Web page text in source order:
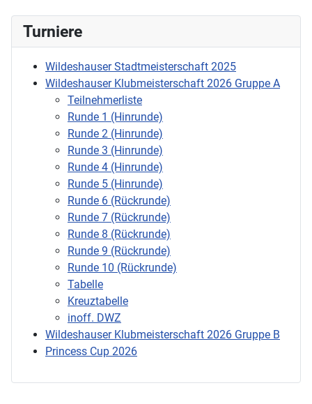
Turniere
Wildeshauser Stadtmeisterschaft 2025
Wildeshauser Klubmeisterschaft 2026 Gruppe A
Teilnehmerliste
Runde 1 (Hinrunde)
Runde 2 (Hinrunde)
Runde 3 (Hinrunde)
Runde 4 (Hinrunde)
Runde 5 (Hinrunde)
Runde 6 (Rückrunde)
Runde 7 (Rückrunde)
Runde 8 (Rückrunde)
Runde 9 (Rückrunde)
Runde 10 (Rückrunde)
Tabelle
Kreuztabelle
inoff. DWZ
Wildeshauser Klubmeisterschaft 2026 Gruppe B
Princess Cup 2026